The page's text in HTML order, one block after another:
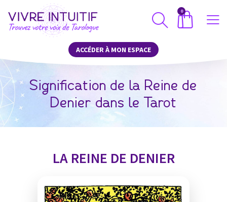
0
ACCÉDER À MON ESPACE
Signification de la Reine de
Denier dans le Tarot
LA REINE DE DENIER